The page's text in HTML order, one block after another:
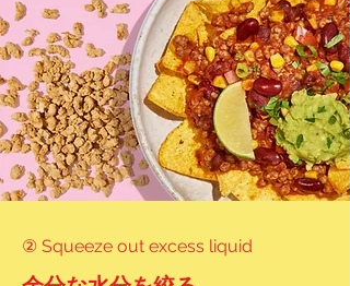
ひまわりレタス包み
(Himawari Retasu Tsutsumi)
ひまわり麻婆茄子
(Himawari Mabo Nasu)
ビーガンひまわりビビンバ
② Squeeze out excess liquid